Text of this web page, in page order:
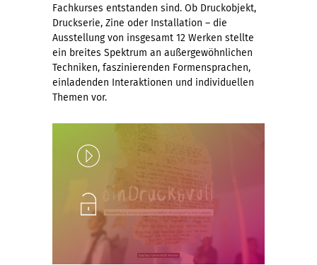
Fachkurses entstanden sind. Ob Druckobjekt,
Druckserie, Zine oder Installation – die
Ausstellung von insgesamt 12 Werken stellte
ein breites Spektrum an außergewöhnlichen
Techniken, faszinierenden Formensprachen,
einladenden Interaktionen und individuellen
Themen vor.
Play
Unlock